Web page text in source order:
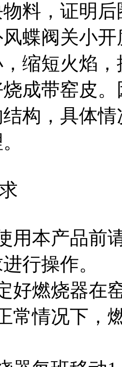
料，证明
蝶阀关小
缩短火焰
成带窑皮
构，具体
用本产品前
行操作。
好燃烧器在
常情况下，